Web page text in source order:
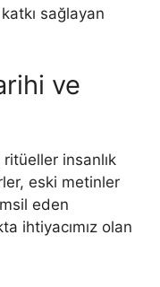
sağlayan
ve
insanlık
eski metinler
eden
ihtiyacımız olan